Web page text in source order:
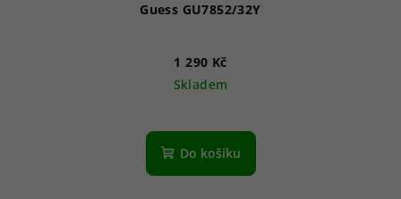
Guess GU7852/32Y
1 290 Kč
Skladem
Do košíku